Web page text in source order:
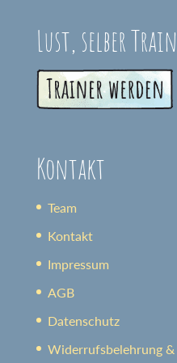
Lust, selber
Kontakt
Team
Kontakt
Impressum
AGB
Datenschutz
Widerrufsbelehrung